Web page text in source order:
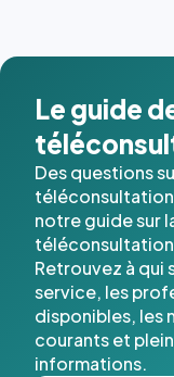
cas. #}
Le guide
Des questions
téléconsultation
notre guide sur
Retrouvez à qui
service, les
disponibles, les
courants et
informations.